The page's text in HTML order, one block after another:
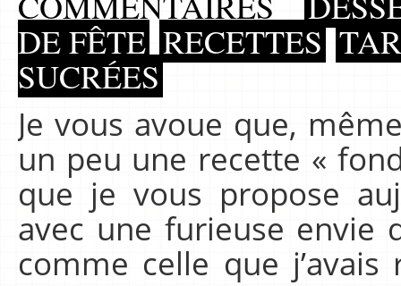
DE FÊTE RECETTES
SUCRÉES
Je vous avoue que,
un peu une recette «
que je vous propose
avec une furieuse envie
comme celle que